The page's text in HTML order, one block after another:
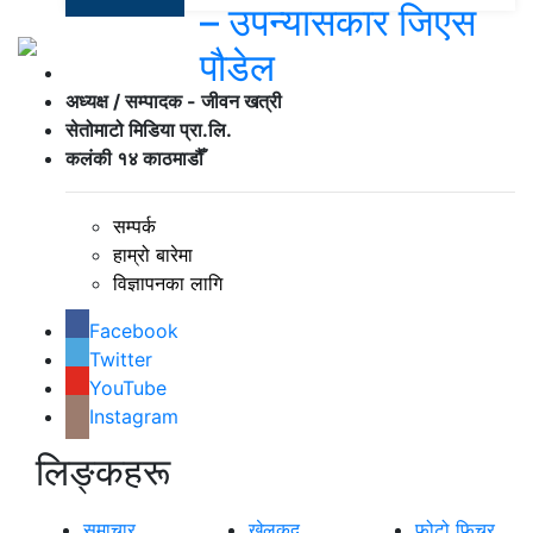
– उपन्यासकार जिएस
पौडेल
अध्यक्ष / सम्पादक - जीवन खत्री
सेतोमाटो मिडिया प्रा.लि.
कलंकी १४ काठमाडौँ
सम्पर्क
हाम्रो बारेमा
विज्ञापनका लागि
Facebook
Twitter
YouTube
Instagram
लिङ्कहरू